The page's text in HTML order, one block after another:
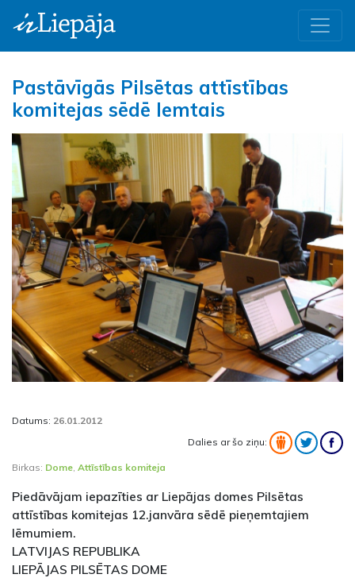
Pastāvīgās Pilsētas attīstības
komitejas sēdē lemtais
Datums: 26.01.2012
Dalies ar šo ziņu:
Birkas: Dome Attīstības komiteja
Piedāvājam iepazīties ar Liepājas domes Pilsētas
attīstības komitejas 12.janvāra sēdē pieņemtajiem
lēmumiem.
LATVIJAS REPUBLIKA
LIEPĀJAS PILSĒTAS DOME